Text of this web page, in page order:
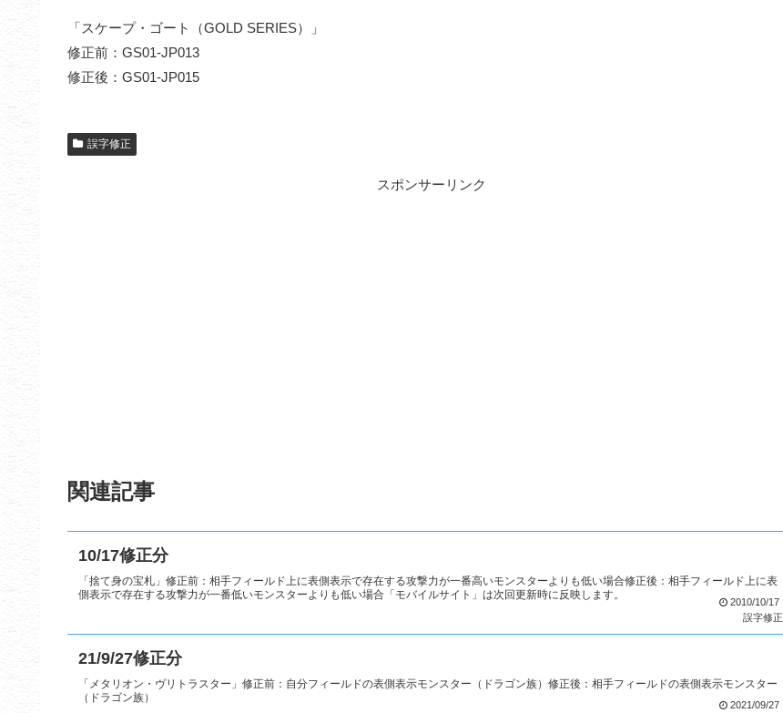
「スケープ・ゴート（GOLD SERIES）」
修正前：GS01-JP013
修正後：GS01-JP015
誤字修正
スポンサーリンク
関連記事
10/17修正分
「捨て身の宝札」修正前：相手フィールド上に表側表示で存在する攻撃力が一番高いモンスターよりも低い場合修正後：相手フィールド上に表
側表示で存在する攻撃力が一番低いモンスターよりも低い場合「モバイルサイト」は次回更新時に反映します。
2010/10/17
誤字修正
21/9/27修正分
「メタリオン・ヴリトラスター」修正前：自分フィールドの表側表示モンスター（ドラゴン族）修正後：相手フィールドの表側表示モンスター
（ドラゴン族）
2021/09/27